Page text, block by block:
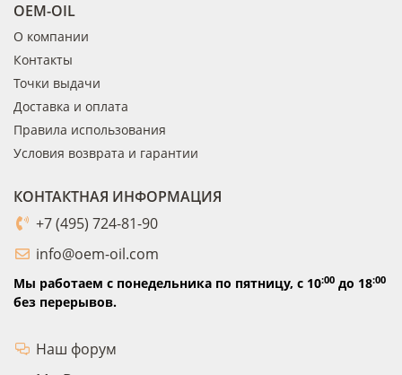
OEM-OIL
О компании
Контакты
Точки выдачи
Доставка и оплата
Правила использования
Условия возврата и гарантии
КОНТАКТНАЯ ИНФОРМАЦИЯ
+7 (495) 724-81-90
info@oem-oil.com
Мы работаем с понедельника по пятницу, с 10:00 до 18:00
без перерывов.
Наш форум